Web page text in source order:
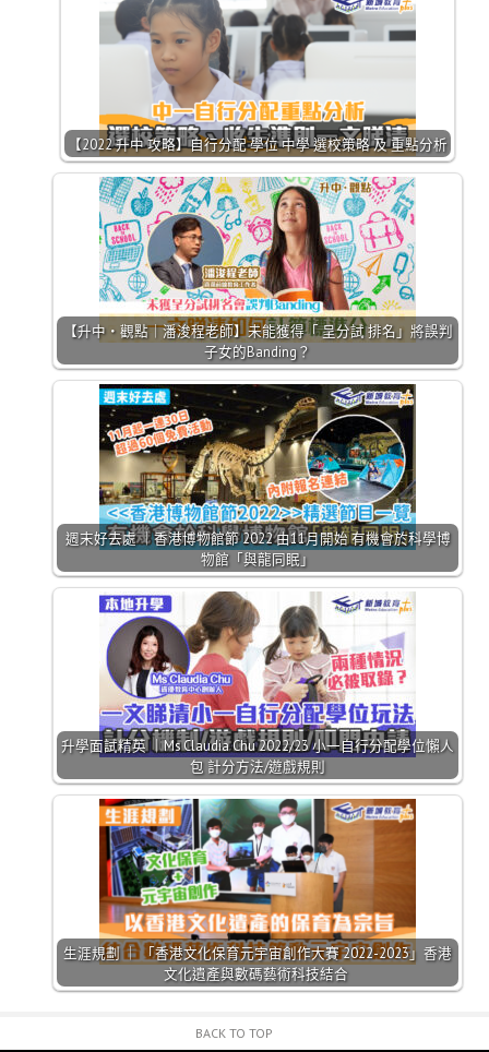
【2022 升中 攻略】自行分配 學位 中學 選校策略 及 重點分析
【升中・觀點｜潘浚程老師】未能獲得「 呈分試 排名」將誤判
子女的Banding？
週末好去處 ｜香港博物館節 2022 由11月開始 有機會於科學博
物館「與龍同眠」
升學面試精英 ｜Ms Claudia Chu 2022/23 小一自行分配學位懶人
包 計分方法/遊戲規則
生涯規劃 ｜ 「香港文化保育元宇宙創作大賽 2022-2023」香港
文化遺產與數碼藝術科技結合
BACK TO TOP